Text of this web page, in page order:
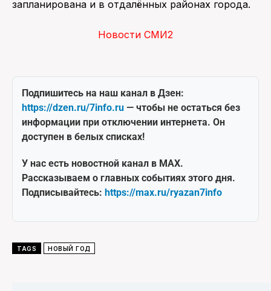
запланирована и в отдалённых районах города.
Новости СМИ2
Подпишитесь на наш канал в Дзен:
https://dzen.ru/7info.ru — чтобы не остаться без
информации при отключении интернета. Он
доступен в белых списках!
У нас есть новостной канал в MAX.
Рассказываем о главных событиях этого дня.
Подписывайтесь: https://max.ru/ryazan7info
TAGS НОВЫЙ ГОД